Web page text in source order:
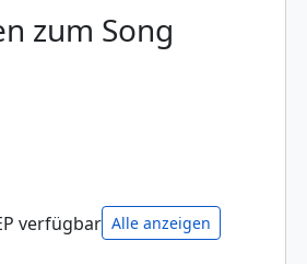
zum Song
verfügbar Alle anzeigen